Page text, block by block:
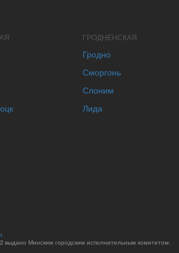
ГРОДНЕНСКАЯ
Гродно
Сморгонь
Слоним
Лида
выдано Минским городским исполнительным комитетом.